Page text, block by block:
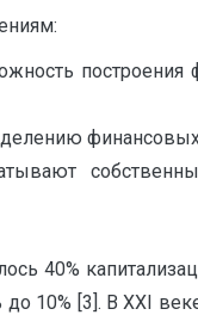
построения
40%
10% [3]. В XXI